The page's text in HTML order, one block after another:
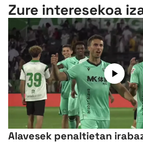
Zure interesekoa
Alavesek penaltietan